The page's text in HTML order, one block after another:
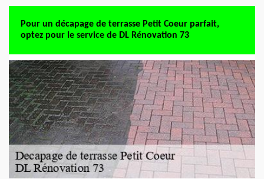
Pour un décapage de terrasse Petit Coeur parfait,
optez pour le service de DL Rénovation 73